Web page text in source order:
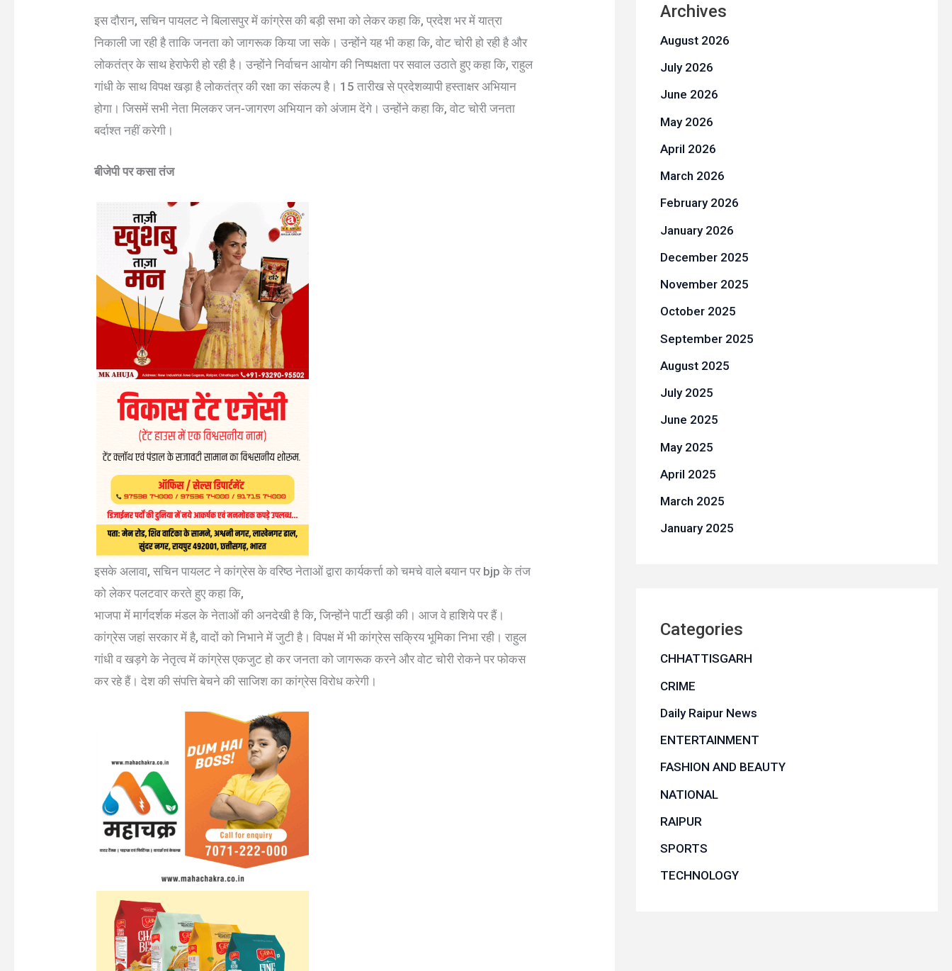
इस दौरान, सचिन पायलट ने बिलासपुर में कांग्रेस की बड़ी सभा को लेकर कहा कि, प्रदेश भर में यात्रा
निकाली जा रही है ताकि जनता को जागरूक किया जा सके। उन्होंने यह भी कहा कि, वोट चोरी हो रही है और
लोकतंत्र के साथ हेराफेरी हो रही है। उन्होंने निर्वाचन आयोग की निष्पक्षता पर सवाल उठाते हुए कहा कि, राहुल
गांधी के साथ विपक्ष खड़ा है लोकतंत्र की रक्षा का संकल्प है। 15 तारीख से प्रदेशव्यापी हस्ताक्षर अभियान
होगा। जिसमें सभी नेता मिलकर जन-जागरण अभियान को अंजाम देंगे। उन्होंने कहा कि, वोट चोरी जनता
बर्दाश्त नहीं करेगी।
बीजेपी पर कसा तंज
इसके अलावा, सचिन पायलट ने कांग्रेस के वरिष्ठ नेताओं द्वारा कार्यकर्त्ता को चमचे वाले बयान पर bjp के तंज
को लेकर पलटवार करते हुए कहा कि,
भाजपा में मार्गदर्शक मंडल के नेताओं की अनदेखी है कि, जिन्होंने पार्टी खड़ी की। आज वे हाशिये पर हैं।
कांग्रेस जहां सरकार में है, वादों को निभाने में जुटी है। विपक्ष में भी कांग्रेस सक्रिय भूमिका निभा रही। राहुल
गांधी व खड़गे के नेतृत्व में कांग्रेस एकजुट हो कर जनता को जागरूक करने और वोट चोरी रोकने पर फोकस
कर रहे हैं। देश की संपत्ति बेचने की साजिश का कांग्रेस विरोध करेगी।
Archives
August 2026
July 2026
June 2026
May 2026
April 2026
March 2026
February 2026
January 2026
December 2025
November 2025
October 2025
September 2025
August 2025
July 2025
June 2025
May 2025
April 2025
March 2025
January 2025
Categories
CHHATTISGARH
CRIME
Daily Raipur News
ENTERTAINMENT
FASHION AND BEAUTY
NATIONAL
RAIPUR
SPORTS
TECHNOLOGY